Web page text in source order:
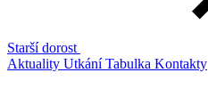
Starší dorost
Aktuality UtkáníTabulka Kontakty